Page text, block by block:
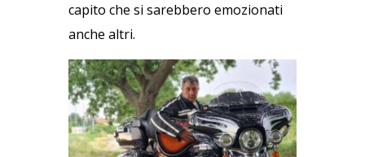
capito che si sarebbero emozionati
anche altri.